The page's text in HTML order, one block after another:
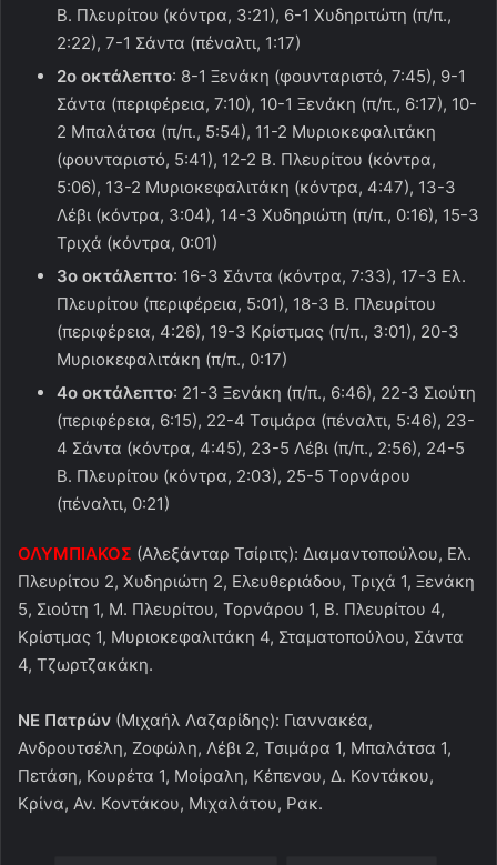
Β. Πλευρίτου (κόντρα, 3:21), 6-1 Χυδηριτώτη (π/π.,
2:22), 7-1 Σάντα (πέναλτι, 1:17)
2ο οκτάλεπτο: 8-1 Ξενάκη (φουνταριστό, 7:45), 9-1
Σάντα (περιφέρεια, 7:10), 10-1 Ξενάκη (π/π., 6:17), 10-
2 Μπαλάτσα (π/π., 5:54), 11-2 Μυριοκεφαλιτάκη
(φουνταριστό, 5:41), 12-2 Β. Πλευρίτου (κόντρα,
5:06), 13-2 Μυριοκεφαλιτάκη (κόντρα, 4:47), 13-3
Λέβι (κόντρα, 3:04), 14-3 Χυδηριώτη (π/π., 0:16), 15-3
Τριχά (κόντρα, 0:01)
3ο οκτάλεπτο: 16-3 Σάντα (κόντρα, 7:33), 17-3 Ελ.
Πλευρίτου (περιφέρεια, 5:01), 18-3 Β. Πλευρίτου
(περιφέρεια, 4:26), 19-3 Κρίστμας (π/π., 3:01), 20-3
Μυριοκεφαλιτάκη (π/π., 0:17)
4ο οκτάλεπτο: 21-3 Ξενάκη (π/π., 6:46), 22-3 Σιούτη
(περιφέρεια, 6:15), 22-4 Τσιμάρα (πέναλτι, 5:46), 23-
4 Σάντα (κόντρα, 4:45), 23-5 Λέβι (π/π., 2:56), 24-5
Β. Πλευρίτου (κόντρα, 2:03), 25-5 Tορνάρου
(πέναλτι, 0:21)
ΟΛΥΜΠΙΑΚΟΣ (Αλεξάνταρ Τσίριτς): Διαμαντοπούλου, Ελ.
Πλευρίτου 2, Χυδηριώτη 2, Ελευθεριάδου, Τριχά 1, Ξενάκη
5, Σιούτη 1, Μ. Πλευρίτου, Τορνάρου 1, Β. Πλευρίτου 4,
Κρίστμας 1, Μυριοκεφαλιτάκη 4, Σταματοπούλου, Σάντα
4, Τζωρτζακάκη.
ΝΕ Πατρών (Μιχαήλ Λαζαρίδης): Γιαννακέα,
Ανδρουτσέλη, Ζοφώλη, Λέβι 2, Τσιμάρα 1, Μπαλάτσα 1,
Πετάση, Κουρέτα 1, Μοίραλη, Κέπενου, Δ. Κοντάκου,
Κρίνα, Αν. Κοντάκου, Μιχαλάτου, Ρακ.